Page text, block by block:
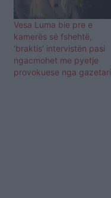
balerini u nxeh? Mbrëmjen
e djeshme në “Thumb…
Vesa Luma bie pre e
kamerës së fshehtë,
‘braktis’ intervistën pasi
ngacmohet me pyetje
provokuese nga gazetari